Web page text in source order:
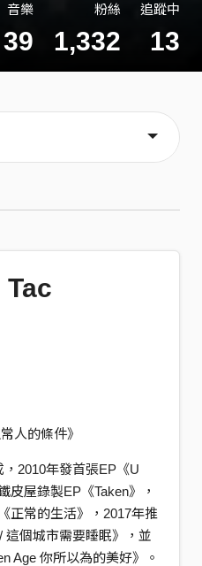
音樂
39
粉絲
1,332
追蹤中
13
Tac
人的條件》
，2010年發首張EP《U
皮屋錄製EP《Taken》，
正常的生活》，2017年推
這個城市需要睡眠》，並
Age 你所以為的美好》。